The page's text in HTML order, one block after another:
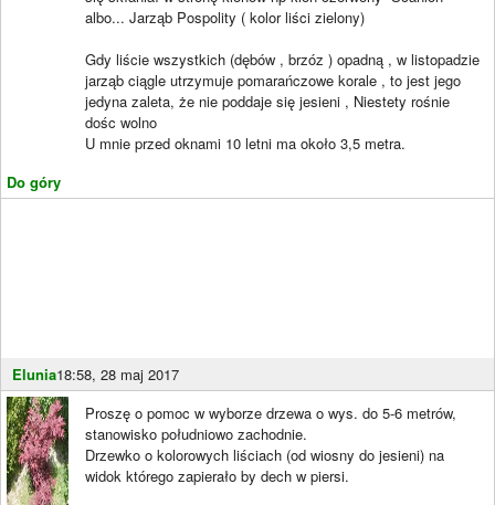
Do góry
albo... Jarząb Pospolity ( kolor liści zielony)
Gdy liście wszystkich (dębów , brzóz ) opadną , w listopadzie
jarząb ciągle utrzymuje pomarańczowe korale , to jest jego
jedyna zaleta, że nie poddaje się jesieni , Niestety rośnie
dośc wolno
U mnie przed oknami 10 letni ma około 3,5 metra.
Elunia18:58, 28 maj 2017
Proszę o pomoc w wyborze drzewa o wys. do 5-6 metrów,
stanowisko południowo zachodnie.
Drzewko o kolorowych liściach (od wiosny do jesieni) na
widok którego zapierało by dech w piersi.